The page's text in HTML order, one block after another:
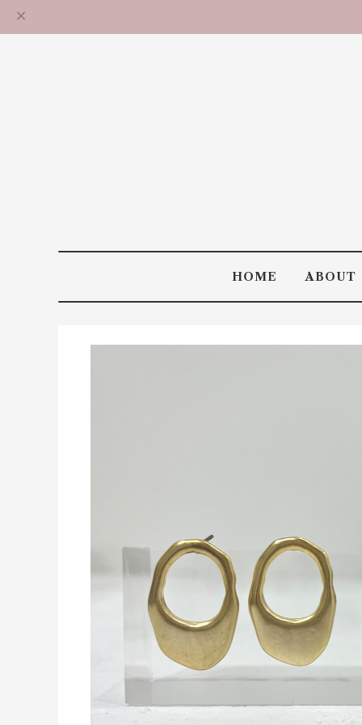
HOME ABOUT